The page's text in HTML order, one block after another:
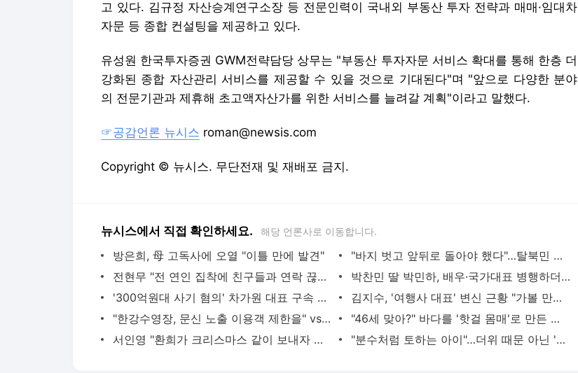
고 있다. 김규정 자산승계연구소장 등 전문인력이 국내외 부동산 투자 전략과 매매·임대차
자문 등 종합 컨설팅을 제공하고 있다.
유성원 한국투자증권 GWM전략담당 상무는 "부동산 투자자문 서비스 확대를 통해 한층 더
강화된 종합 자산관리 서비스를 제공할 수 있을 것으로 기대된다"며 "앞으로 다양한 분야
의 전문기관과 제휴해 초고액자산가를 위한 서비스를 늘려갈 계획"이라고 말했다.
☞공감언론 뉴시스 roman@newsis.com
Copyright © 뉴시스. 무단전재 및 재배포 금지.
뉴시스에서 직접 확인하세요. 해당 언론사로 이동합니다.
방은희, 母 고독사에 오열 "이틀 만에 발견"
"바지 벗고 앞뒤로 돌아야 했다"…탈북민 김서아, 기쁨조 검사 수치심 회상
전현무 "전 연인 집착에 친구들과 연락 끊어"
박찬민 딸 박민하, 배우·국가대표 병행하더니…여유로운 근황 공개
'300억원대 사기 혐의' 차가원 대표 구속 송치
김지수, '여행사 대표' 변신 근황 "가볼 만하니…"
"한강수영장, 문신 노출 이용객 제한을" vs "출입 막는 건 명백한 차별"
"46세 맞아?" 바다를 '핫걸 몸매'로 만든 러닝…유산소 운동 효과 '톡톡'
서인영 "환희가 크리스마스 같이 보내자 해" 폭로
"분수처럼 토하는 아이"…더위 때문 아닌 '이 질환'?